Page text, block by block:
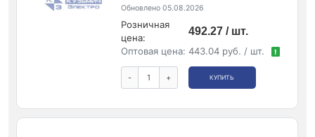
Обновлено 05.08.2026
Розничная
цена:
492.27 / шт.
Оптовая цена: 443.04 руб. / шт. !
- + КУПИТЬ